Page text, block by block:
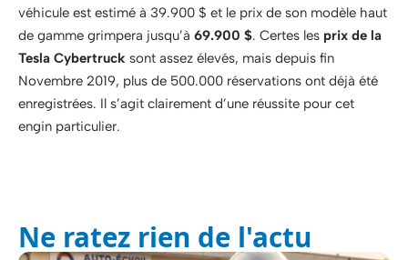
véhicule est estimé à 39.900 $ et le prix de son modèle haut
de gamme grimpera jusqu’à 69.900 $. Certes les prix de la
Tesla Cybertruck sont assez élevés, mais depuis fin
Novembre 2019, plus de 500.000 réservations ont déjà été
enregistrées. Il s’agit clairement d’une réussite pour cet
engin particulier.
Ne ratez rien de l'actu